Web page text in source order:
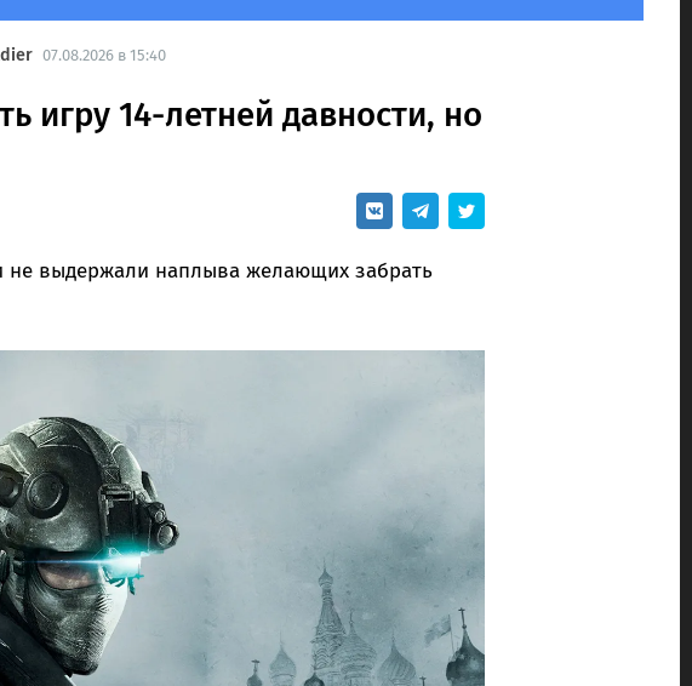
07.08.2026 в 15:40
игру 14-летней давности, но
не выдержали наплыва желающих забрать